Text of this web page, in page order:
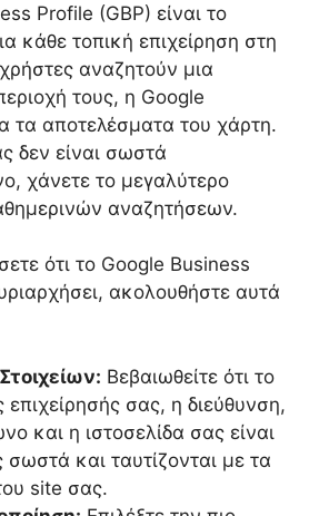
Profile (GBP) είναι το
κάθε τοπική επιχείρηση στη
αναζητούν μια
τους, η Google
τα αποτελέσματα του χάρτη.
δεν είναι σωστά
χάνετε το μεγαλύτερο
αναζητήσεων.
ότι το Google Business
ακολουθήστε αυτά
Βεβαιωθείτε ότι το
επιχείρησής σας, η διεύθυνση,
και η ιστοσελίδα σας είναι
και ταυτίζονται με τα
site σας.